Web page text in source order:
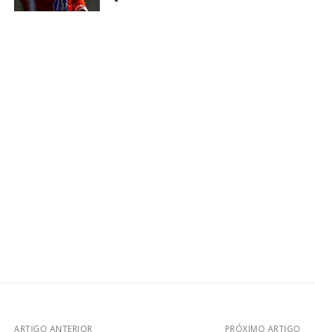
ARTIGO ANTERIOR PRÓXIMO ARTIGO